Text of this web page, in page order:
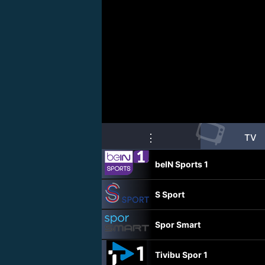
⋮ 📺 TV
beIN Sports 1
S Sport
Spor Smart
Tivibu Spor 1